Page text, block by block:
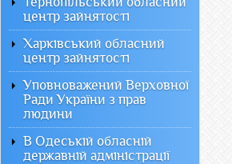
центр зайнятості
Харківський обласний
центр зайнятості
Уповноважений Верховної
Ради України з прав
людини
В Одеській обласній
державній адміністрації